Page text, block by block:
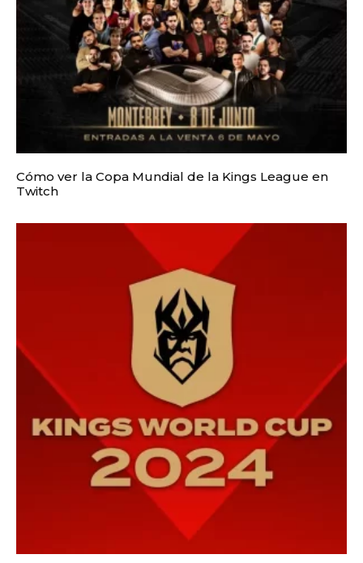
Cómo ver la Copa Mundial de la Kings League en
Twitch